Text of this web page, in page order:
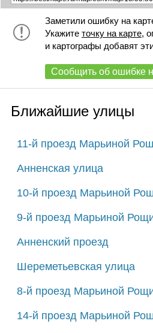
Заметили ошибку на
Укажите точку на карте,
и картографы добавят
Сообщить об ошибке
Ближайшие улицы
11-й проезд Марьиной
Анненская улица
10-й проезд Марьиной
9-й проезд Марьиной
Анненский проезд
Шереметьевская улица
8-й проезд Марьиной
14-й проезд Марьиной